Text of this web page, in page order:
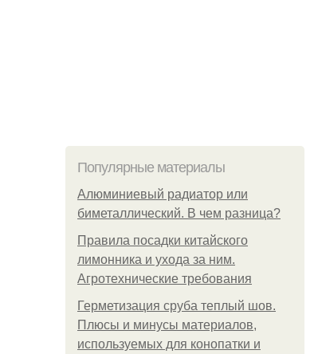
Популярные материалы
Алюминиевый радиатор или
биметаллический. В чем разница?
Правила посадки китайского
лимонника и ухода за ним.
Агротехнические требования
Герметизация сруба теплый шов.
Плюсы и минусы материалов,
используемых для конопатки и